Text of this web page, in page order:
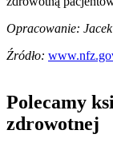
Opracowanie:
Źródło:
Polecamy
zdrowotnej